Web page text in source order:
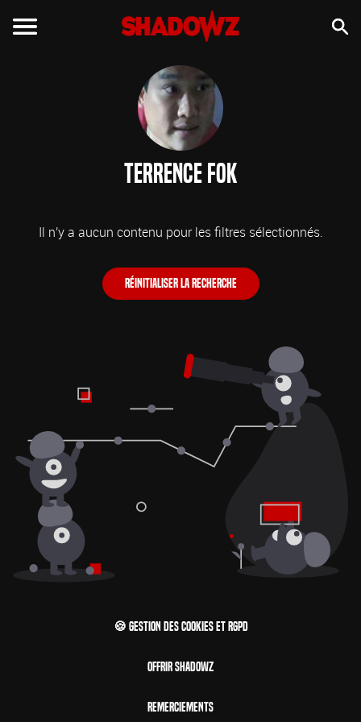
Terrence Fok
Il n'y a aucun contenu pour les filtres sélectionnés.
Réinitialiser la recherche
🍪 Gestion des cookies et RGPD
Offrir Shadowz
Remerciements